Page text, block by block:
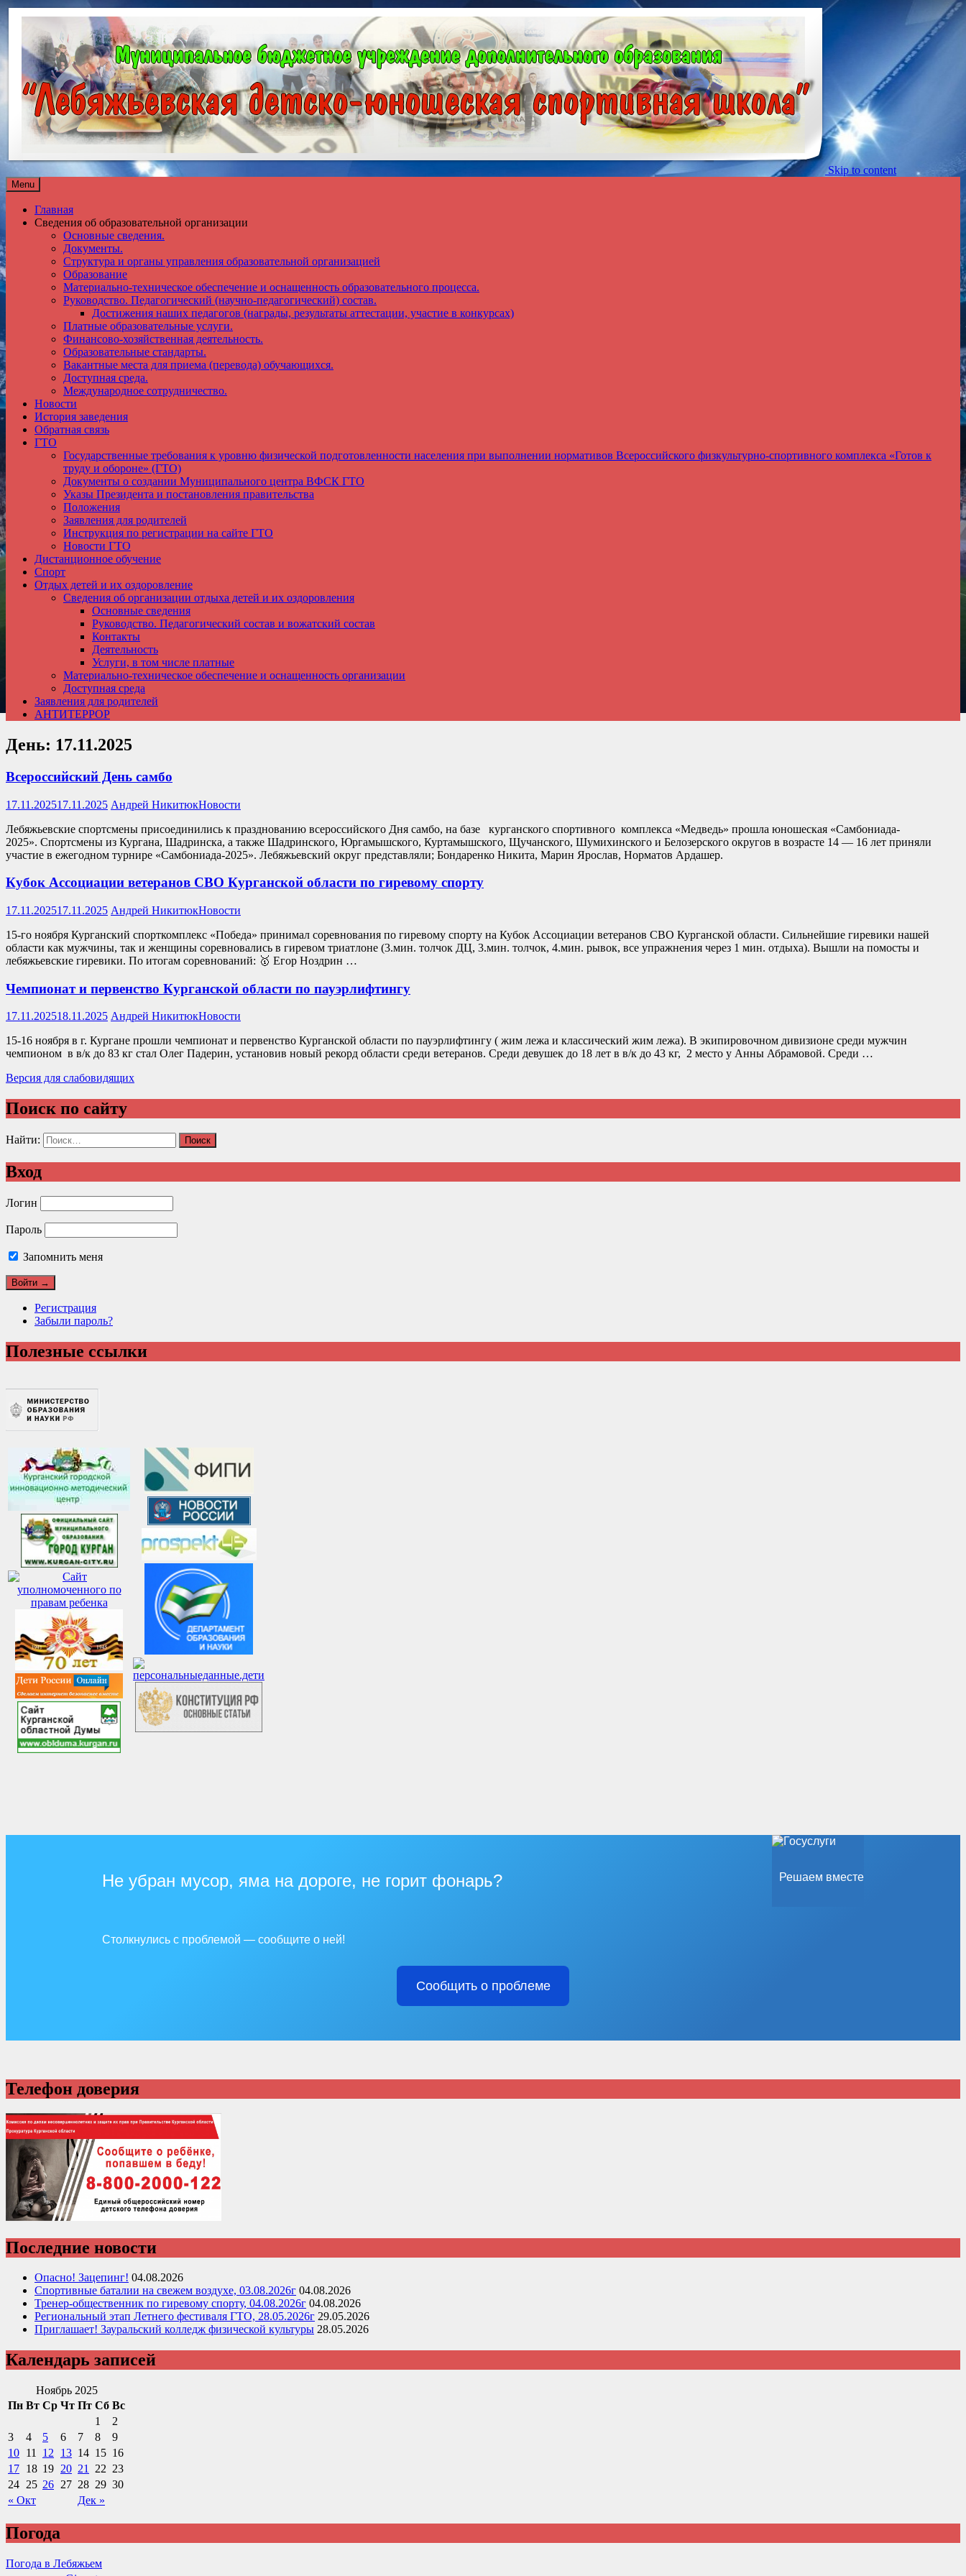
Skip to content
Menu
Главная
Сведения об образовательной организации
Основные сведения.
Документы.
Структура и органы управления образовательной организацией
Образование
Материально-техническое обеспечение и оснащенность образовательного процесса.
Руководство. Педагогический (научно-педагогический) состав.
Достижения наших педагогов (награды, результаты аттестации, участие в конкурсах)
Платные образовательные услуги.
Финансово-хозяйственная деятельность.
Образовательные стандарты.
Вакантные места для приема (перевода) обучающихся.
Доступная среда.
Международное сотрудничество.
Новости
История заведения
Обратная связь
ГТО
Государственные требования к уровню физической подготовленности населения при выполнении нормативов Всероссийского физкультурно-спортивного комплекса «Готов к
труду и обороне» (ГТО)
Документы о создании Муниципального центра ВФСК ГТО
Указы Президента и постановления правительства
Положения
Заявления для родителей
Инструкция по регистрации на сайте ГТО
Новости ГТО
Дистанционное обучение
Спорт
Отдых детей и их оздоровление
Сведения об организации отдыха детей и их оздоровления
Основные сведения
Руководство. Педагогический состав и вожатский состав
Контакты
Деятельность
Услуги, в том числе платные
Материально-техническое обеспечение и оснащенность организации
Доступная среда
Заявления для родителей
АНТИТЕРРОР
День: 17.11.2025
Всероссийский День самбо
17.11.202517.11.2025 Андрей НикитюкНовости
Лебяжьевские спортсмены присоединились к празднованию всероссийского Дня самбо, на базе курганского спортивного комплекса «Медведь» прошла юношеская «Самбониада-
2025». Спортсмены из Кургана, Шадринска, а также Шадринского, Юргамышского, Куртамышского, Щучанского, Шумихинского и Белозерского округов в возрасте 14 — 16 лет приняли
участие в ежегодном турнире «Самбониада-2025». Лебяжьевский округ представляли; Бондаренко Никита, Марин Ярослав, Норматов Ардашер.
Кубок Ассоциации ветеранов СВО Курганской области по гиревому спорту
17.11.202517.11.2025 Андрей НикитюкНовости
15-го ноября Курганский спорткомплекс «Победа» принимал соревнования по гиревому спорту на Кубок Ассоциации ветеранов СВО Курганской области. Сильнейшие гиревики нашей
области как мужчины, так и женщины соревновались в гиревом триатлоне (3.мин. толчок ДЦ, 3.мин. толчок, 4.мин. рывок, все упражнения через 1 мин. отдыха). Вышли на помосты и
лебяжьевские гиревики. По итогам соревнований: 🥇 Егор Ноздрин …
Чемпионат и первенство Курганской области по пауэрлифтингу
17.11.202518.11.2025 Андрей НикитюкНовости
15-16 ноября в г. Кургане прошли чемпионат и первенство Курганской области по пауэрлифтингу ( жим лежа и классический жим лежа). В экипировочном дивизионе среди мужчин
чемпионом в в/к до 83 кг стал Олег Падерин, установив новый рекорд области среди ветеранов. Среди девушек до 18 лет в в/к до 43 кг, 2 место у Анны Абрамовой. Среди …
Версия для слабовидящих
Поиск по сайту
Найти:
Вход
Логин
Пароль
Запомнить меня
Регистрация
Забыли пароль?
Полезные ссылки
Решаем вместе
Не убран мусор, яма на дороге, не горит фонарь?
Столкнулись с проблемой — сообщите о ней!
Сообщить о проблеме
Телефон доверия
Последние новости
Опасно! Зацепинг! 04.08.2026
Спортивные баталии на свежем воздухе, 03.08.2026г 04.08.2026
Тренер-общественник по гиревому спорту, 04.08.2026г 04.08.2026
Региональный этап Летнего фестиваля ГТО, 28.05.2026г 29.05.2026
Приглашает! Зауральский колледж физической культуры 28.05.2026
Календарь записей
Ноябрь 2025
Пн Вт Ср Чт Пт Сб Вс
« Окт Дек »
1
2
3
4 5 6 7 8
9
10 11 12 13 14 15 16
17 18 19 20 21 22 23
24 25 26 27 28 29 30
Погода
Погода в Лебяжьем